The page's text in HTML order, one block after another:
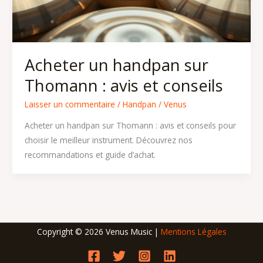
Acheter un handpan sur
Thomann : avis et conseils
Laisser un commentaire / Handpan / Venus
Acheter un handpan sur Thomann : avis et conseils pour
choisir le meilleur instrument. Découvrez nos
recommandations et guide d’achat.
Copyright © 2026 Venus Music | Mentions Légales